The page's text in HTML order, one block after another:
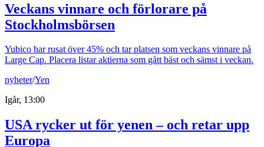
Veckans vinnare och förlorare på
Stockholmsbörsen
Yubico har rusat över 45% och tar platsen som veckans vinnare på
Large Cap. Placera listar aktierna som gått bäst och sämst i veckan.
nyheter/Yen
Igår, 13:00
USA rycker ut för yenen – och retar upp
Europa